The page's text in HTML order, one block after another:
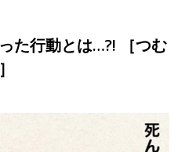
た行動とは…?! ［つむ